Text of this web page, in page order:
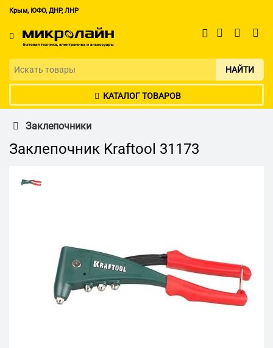
Крым, ЮФО, ДНР, ЛНР
НАЙТИ
КАТАЛОГ ТОВАРОВ
Заклепочники
Заклепочник Kraftool 31173